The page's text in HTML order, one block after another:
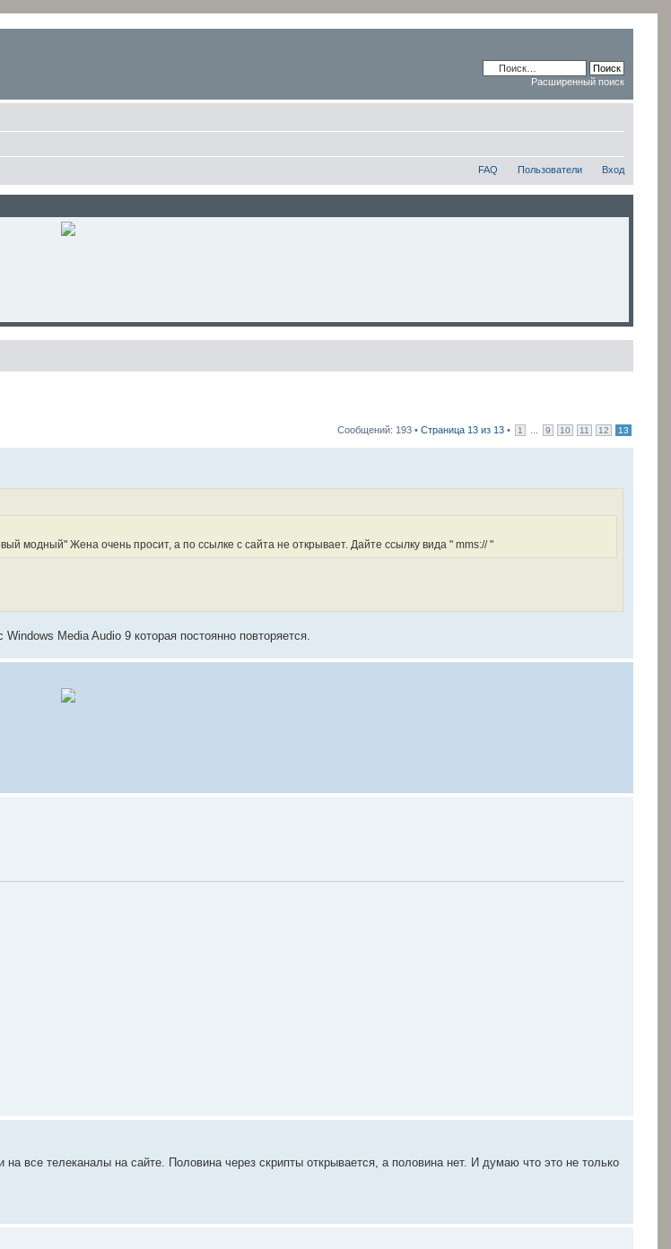
Расширенный поиск
FAQ Пользователи Вход
Сообщений: 193 • Страница 13 из 13 • 1 9 10 11 12 13
модный" Жена очень просит, а по ссылке с сайта не открывает. Дайте ссылку вида " mms:// "
Media Audio 9 которая постоянно повторяется.
все телеканалы на сайте. Половина через скрипты открывается, а половина нет. И думаю что это не только